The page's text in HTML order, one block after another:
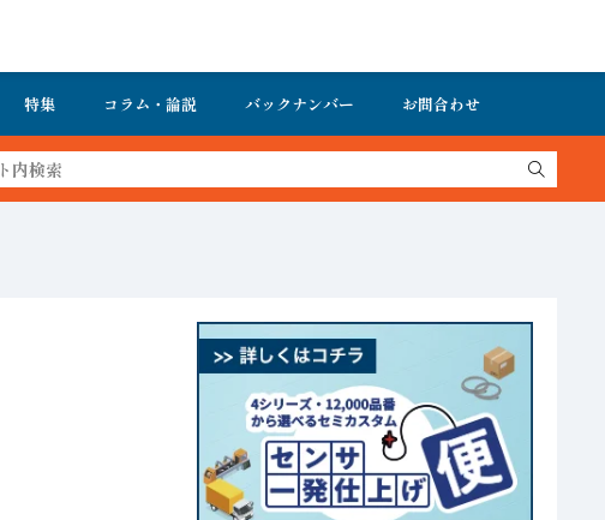
特集 コラム・論説 バックナンバー お問合わせ